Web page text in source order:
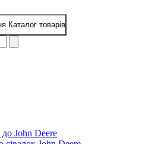
Каталог товарів
John Deere